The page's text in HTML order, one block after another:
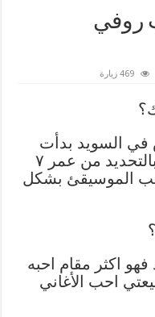
روفي
469 زيارة
السويد بدأت
الغناء في سن مبكرة واتذكر بالتحديد من عمر ٧
الموسيقئ بشكل
فهو اكثر مقام احبه
احب الأغاني